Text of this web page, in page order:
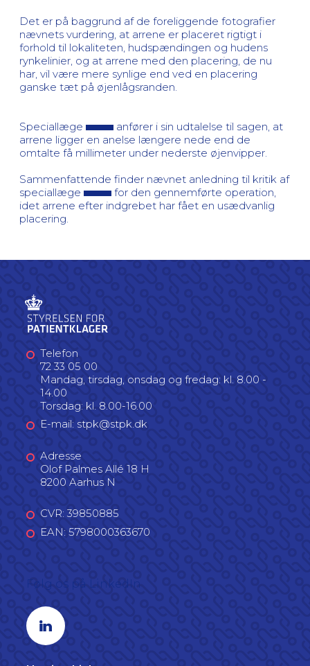
Det er på baggrund af de foreliggende fotografier
nævnets vurdering, at arrene er placeret rigtigt i
forhold til lokaliteten, hudspændingen og hudens
rynkelinier, og at arrene med den placering, de nu
har, vil være mere synlige end ved en placering
ganske tæt på øjenlågsranden.
Speciallæge
anfører i sin udtalelse til sagen, at
arrene ligger en anelse længere nede end de
omtalte få millimeter under nederste øjenvipper.
Sammenfattende finder nævnet anledning til kritik af
speciallæge
for den gennemførte operation,
idet arrene efter indgrebet har fået en usædvanlig
placering.
Telefon
72 33 05 00
Mandag, tirsdag, onsdag og fredag: kl. 8.00 -
14.00
Torsdag: kl. 8.00-16.00
E-mail: stpk@stpk.dk
Adresse
Olof Palmes Allé 18 H
8200 Aarhus N
CVR: 39850885
EAN: 5798000363670
Linkedin profil